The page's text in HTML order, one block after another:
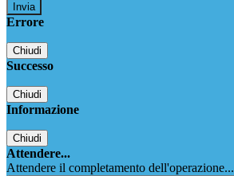
Errore
Chiudi
Successo
Chiudi
Informazione
Chiudi
Attendere...
Attendere il completamento dell'operazione...